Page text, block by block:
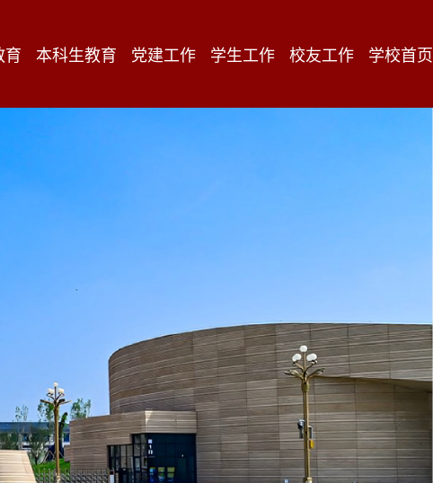
育 本科生教育 党建工作 学生工作 校友工作 学校首页